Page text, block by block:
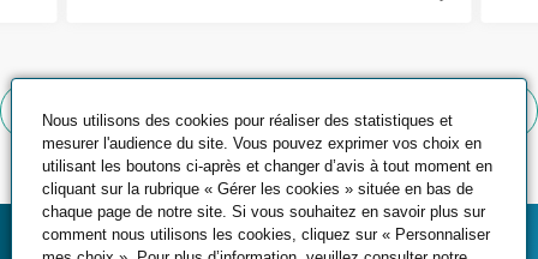
Voir toutes les actualités
Nous utilisons des cookies pour réaliser des statistiques et
mesurer l'audience du site. Vous pouvez exprimer vos choix en
utilisant les boutons ci-après et changer d’avis à tout moment en
cliquant sur la rubrique « Gérer les cookies » située en bas de
chaque page de notre site. Si vous souhaitez en savoir plus sur
comment nous utilisons les cookies, cliquez sur « Personnaliser